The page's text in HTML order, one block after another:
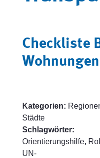
Checkliste
Wohnungen
Kategorien:
Städte
Schlagwörter:
Orientierungshilfe,
UN-